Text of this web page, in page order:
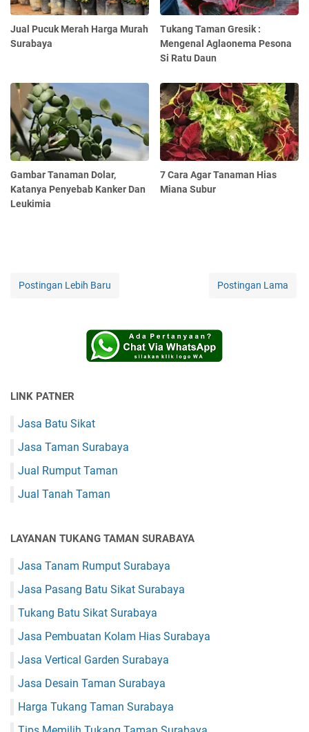
Jual Pucuk Merah Harga Murah
Surabaya
Tukang Taman Gresik :
Mengenal Aglaonema Pesona
Si Ratu Daun
Gambar Tanaman Dolar,
Katanya Penyebab Kanker Dan
Leukimia
7 Cara Agar Tanaman Hias
Miana Subur
Postingan Lebih Baru Postingan Lama
LINK PATNER
Jasa Batu Sikat
Jasa Taman Surabaya
Jual Rumput Taman
Jual Tanah Taman
LAYANAN TUKANG TAMAN SURABAYA
Jasa Tanam Rumput Surabaya
Jasa Pasang Batu Sikat Surabaya
Tukang Batu Sikat Surabaya
Jasa Pembuatan Kolam Hias Surabaya
Jasa Vertical Garden Surabaya
Jasa Desain Taman Surabaya
Harga Tukang Taman Surabaya